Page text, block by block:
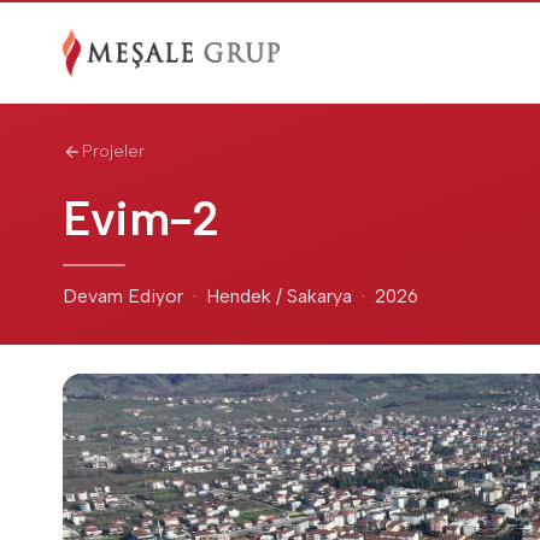
Projeler
Evim-2
Devam Ediyor · Hendek / Sakarya · 2026